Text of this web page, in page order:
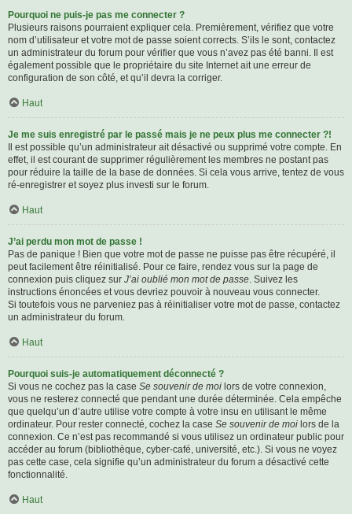
Pourquoi ne puis-je pas me connecter ?
Plusieurs raisons pourraient expliquer cela. Premièrement, vérifiez que votre
nom d’utilisateur et votre mot de passe soient corrects. S’ils le sont, contactez
un administrateur du forum pour vérifier que vous n’avez pas été banni. Il est
également possible que le propriétaire du site Internet ait une erreur de
configuration de son côté, et qu’il devra la corriger.
Haut
Je me suis enregistré par le passé mais je ne peux plus me connecter ?!
Il est possible qu’un administrateur ait désactivé ou supprimé votre compte. En
effet, il est courant de supprimer régulièrement les membres ne postant pas
pour réduire la taille de la base de données. Si cela vous arrive, tentez de vous
ré-enregistrer et soyez plus investi sur le forum.
Haut
J’ai perdu mon mot de passe !
Pas de panique ! Bien que votre mot de passe ne puisse pas être récupéré, il
peut facilement être réinitialisé. Pour ce faire, rendez vous sur la page de
connexion puis cliquez sur J’ai oublié mon mot de passe. Suivez les
instructions énoncées et vous devriez pouvoir à nouveau vous connecter.
Si toutefois vous ne parveniez pas à réinitialiser votre mot de passe, contactez
un administrateur du forum.
Haut
Pourquoi suis-je automatiquement déconnecté ?
Si vous ne cochez pas la case Se souvenir de moi lors de votre connexion,
vous ne resterez connecté que pendant une durée déterminée. Cela empêche
que quelqu’un d’autre utilise votre compte à votre insu en utilisant le même
ordinateur. Pour rester connecté, cochez la case Se souvenir de moi lors de la
connexion. Ce n’est pas recommandé si vous utilisez un ordinateur public pour
accéder au forum (bibliothèque, cyber-café, université, etc.). Si vous ne voyez
pas cette case, cela signifie qu’un administrateur du forum a désactivé cette
fonctionnalité.
Haut